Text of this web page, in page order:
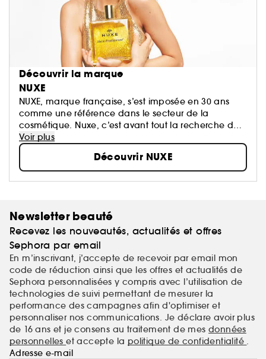
Découvrir la marque
NUXE
NUXE, marque française, s’est imposée en 30 ans
comme une référence dans le secteur de la
cosmétique. Nuxe, c’est avant tout la recherche de
l’excellence, l’écoute des sens alliée à la force de la
nature et l’efficacité de la science...
Voir plus
Découvrir NUXE
Newsletter beauté
Recevez les nouveautés, actualités et offres
Sephora par email
En m’inscrivant, j’accepte de recevoir par email mon
code de réduction ainsi que les offres et actualités de
Sephora personnalisées y compris avec l’utilisation de
technologies de suivi permettant de mesurer la
performance des campagnes afin d'optimiser et
personnaliser nos communications. Je déclare avoir plus
de 16 ans et je consens au traitement de mes données
personnelleset accepte la politique de confidentialité .
Adresse e-mail